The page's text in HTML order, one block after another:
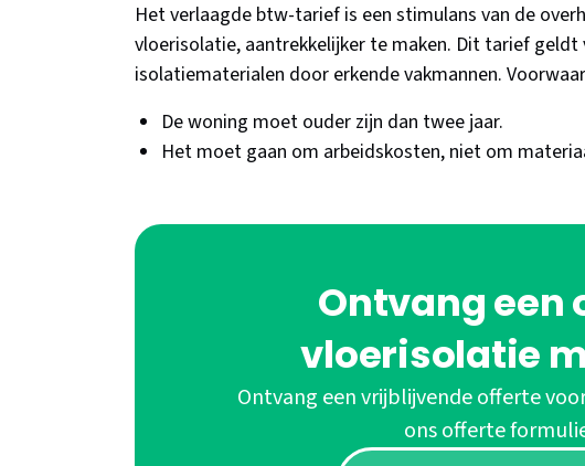
Het verlaagde btw-tarief is een stimulans van de
vloerisolatie, aantrekkelijker te maken. Dit tarief
isolatiematerialen door erkende vakmannen.
De woning moet ouder zijn dan twee jaar.
Het moet gaan om arbeidskosten, niet om
Ontvang een
vloerisolatie
Ontvang een vrijblijvende offerte
ons offerte